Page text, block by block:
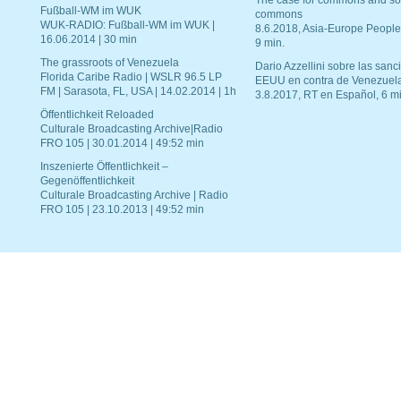
Fußball-WM im WUK
WUK-RADIO: Fußball-WM im WUK |
16.06.2014 | 30 min
The grassroots of Venezuela
Florida Caribe Radio | WSLR 96.5 LP
FM | Sarasota, FL, USA | 14.02.2014 | 1h
Öffentlichkeit Reloaded
Culturale Broadcasting Archive|Radio
FRO 105 | 30.01.2014 | 49:52 min
Inszenierte Öffentlichkeit –
Gegenöffentlichkeit
Culturale Broadcasting Archive | Radio
FRO 105 | 23.10.2013 | 49:52 min
commons
8.6.2018, Asia-Europe
9 min.
Dario Azzellini sobre las
EEUU en contra de
3.8.2017, RT en Español, 6